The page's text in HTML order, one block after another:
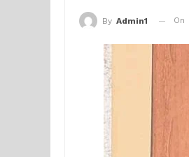
By Admin1 On